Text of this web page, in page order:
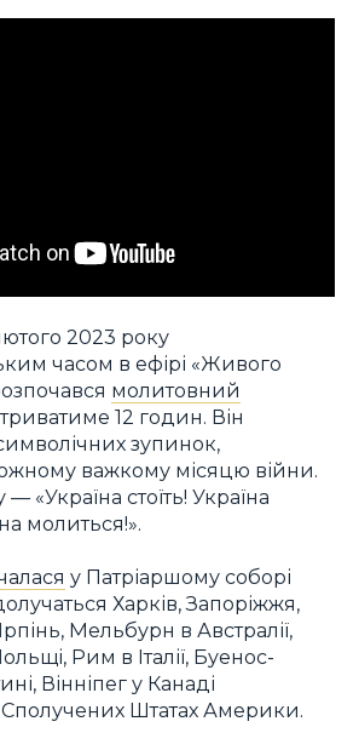
2023 року
часом в ефірі «Живого
молитовний
12 годин. Він
зупинок,
важкому місяцю війни.
«Україна стоїть! Україна
молиться!».
у Патріаршому соборі
Харків, Запоріжжя,
Мельбурн в Австралії,
Рим в Італії, Буенос-
Вінніпег у Канаді
Сполучених Штатах Америки.